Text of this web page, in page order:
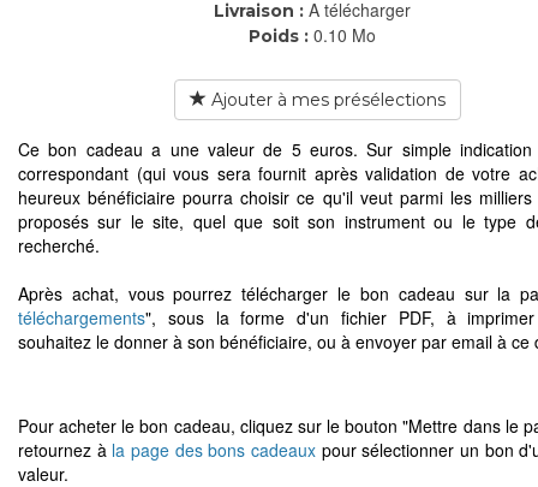
Livraison : A télécharger
Poids : 0.10 Mo
Ajouter à mes présélections
Ce bon cadeau a une valeur de 5 euros. Sur simple
correspondant (qui vous sera fournit après validation de votre
heureux bénéficiaire pourra choisir ce qu'il veut parmi les milliers
proposés sur le site, quel que soit son instrument ou le type
recherché.
Après achat, vous pourrez télécharger le bon cadeau sur la
téléchargements", sous la forme d'un fichier PDF, à
souhaitez le donner à son bénéficiaire, ou à envoyer par email à ce
Pour acheter le bon cadeau, cliquez sur le bouton "Mettre dans le
retournez à la page des bons cadeaux pour sélectionner un bon
valeur.